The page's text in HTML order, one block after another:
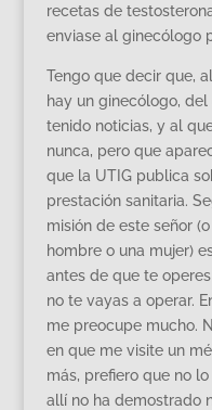
recetas de
enviase al ginecólogo
Tengo que decir que,
hay un ginecólogo,
tenido noticias, y al
nunca, pero que
que la UTIG publica
prestación sanitaria.
misión de este señor
hombre o una mujer)
antes de que te
no te vayas a operar.
me preocupe mucho.
en que me visite un
más, prefiero que no
allí no ha demostrado